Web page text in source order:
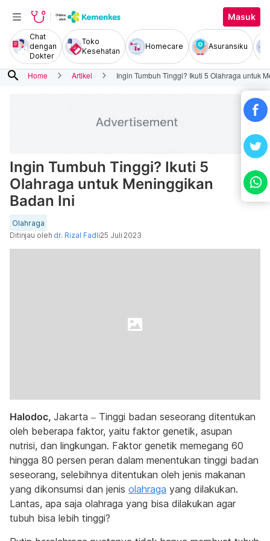
Masuk
Chat
dengan
Dokter
Toko
Kesehatan
Homecare Asuransiku
search Home Artikel Ingin Tumbuh Tinggi? Ikuti 5 Olahraga untuk
Ingin Tumbuh Tinggi? Ikuti 5
Olahraga untuk Meninggikan
Badan Ini
Olahraga
Ditinjau oleh dr. Rizal Fadli25 Juli 2023
Halodoc, Jakarta – Tinggi badan seseorang ditentukan
oleh beberapa faktor, yaitu faktor genetik, asupan
nutrisi, dan lingkungan. Faktor genetik memegang 60
hingga 80 persen peran dalam menentukan tinggi badan
seseorang, selebihnya ditentukan oleh jenis makanan
yang dikonsumsi dan jenis olahraga yang dilakukan.
Lantas, apa saja olahraga yang bisa dilakukan agar
tubuh bisa lebih tinggi?